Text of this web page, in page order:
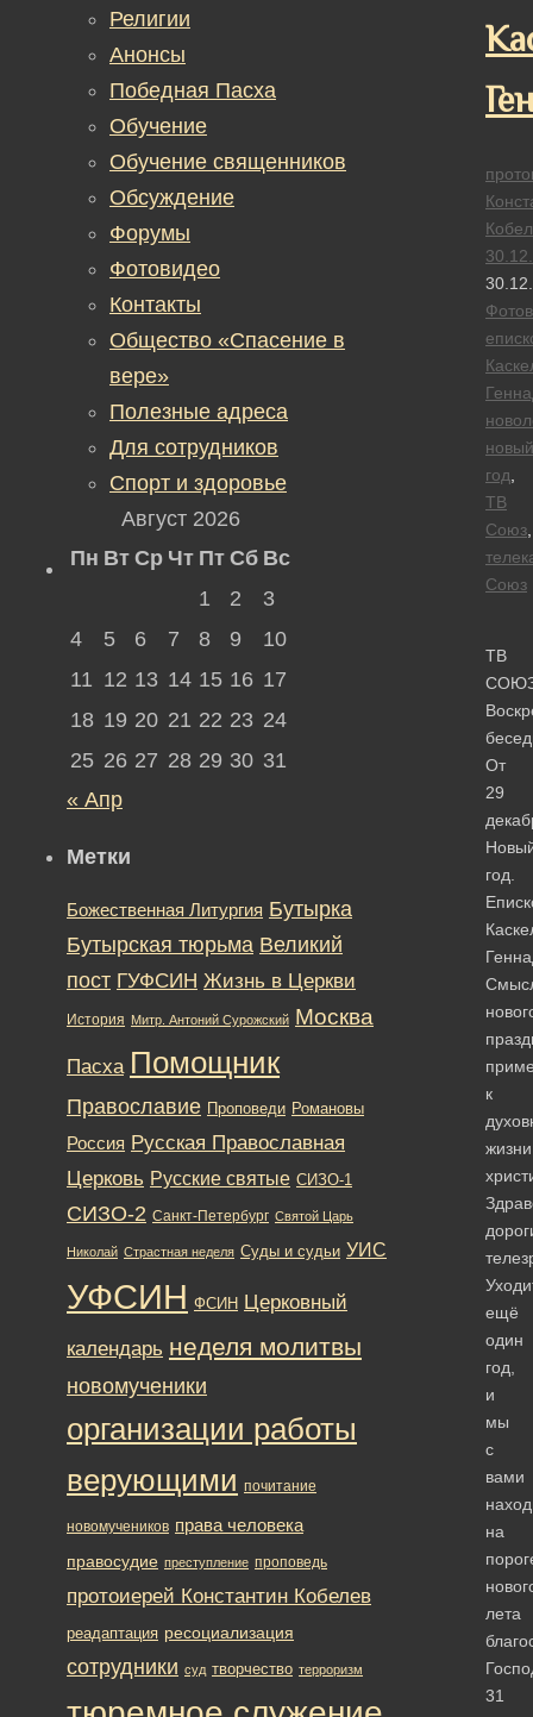
новый
год
ТВ
Союз
Союз
ТВ
От
29
год.
к
жизни
ещё
один
год,
и
мы
с
вами
на
лета
31
Религии
Анонсы
Победная Пасха
Обучение
Обучение священников
Обсуждение
Форумы
Фотовидео
Контакты
Общество «Спасение в
вере»
Полезные адреса
Для сотрудников
Спорт и здоровье
Август 2026
Пн Вт Ср Чт Пт Сб Вс
1
2
3
4
5 6 7 8 9
10
11 12 13 14 15 16 17
18 19 20 21 22 23 24
25 26 27 28 29 30 31
« Апр
Метки
Божественная Литургия Бутырка
Бутырская тюрьма Великий
пост ГУФСИН Жизнь в Церкви
История Митр. Антоний Сурожский Москва
Пасха Помощник
Православие Проповеди Романовы
Россия Русская Православная
Церковь Русские святые СИЗО-1
СИЗО-2 Санкт-Петербург Святой Царь
Николай Страстная неделя Суды и судьи УИС
УФСИН ФСИН Церковный
календарь неделя молитвы
новомученики
организации работы
верующими почитание
новомучеников права человека
правосудие преступление проповедь
протоиерей Константин Кобелев
реадаптация ресоциализация
сотрудники суд творчество терроризм